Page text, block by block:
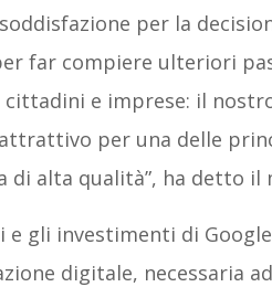
per la
far compiere ulteriori
e imprese: il
per una delle
di alta qualità”, ha detto il
e gli investimenti di
digitale, necessaria